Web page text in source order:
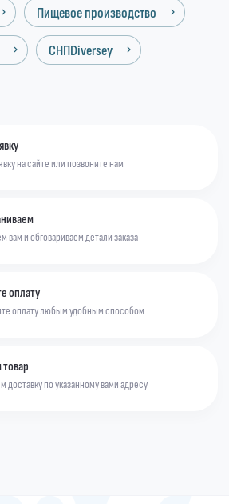
Пищевое производство
СНПDiversey
на сайте или позвоните нам
вам и обговариваем детали заказа
оплату
оплату любым удобным способом
доставку по указанному вами адресу